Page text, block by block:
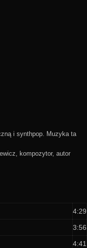
i synthpop. Muzyka ta
kompozytor, autor
4:29
3:56
4:41